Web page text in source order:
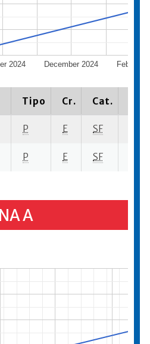
2024 December 2024 February
Tipo Cr. Cat.
P E SF
P E SF
A